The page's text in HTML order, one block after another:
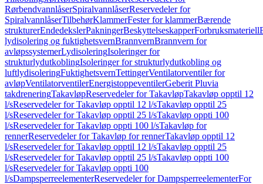
RørbendvannlåserSpiralvannlåserReservedeler for
SpiralvannlåserTilbehørKlammerFester for klammerBærende
strukturerEndedekslerPakningerBeskyttelseskapperForbruksmateriell
lydisolering og fuktighetsvernBrannvernBrannvern for
avløpssystemerLydisoleringIsoleringer for
strukturlydutkoblingIsoleringer for strukturlydutkobling og
luftlydisoleringFuktighetsvernTettingerVentilatorventiler for
avløpVentilatorventilerEnergistoppeventilerGeberit Pluvia
takdreneringTakavløpReservedeler for TakavløpTakavløp opptil 12
l/sReservedeler for Takavløp opptil 12 l/sTakavløp opptil 25
l/sReservedeler for Takavløp opptil 25 l/sTakavløp oppti 100
l/sReservedeler for Takavløp oppti 100 l/sTakavløp for
rennerReservedeler for Takavløp for rennerTakavløp opptil 12
l/sReservedeler for Takavløp opptil 12 l/sTakavløp opptil 25
l/sReservedeler for Takavløp opptil 25 l/sTakavløp oppti 100
l/sReservedeler for Takavløp oppti 100
l/sDampsperreelementerReservedeler for DampsperreelementerFor